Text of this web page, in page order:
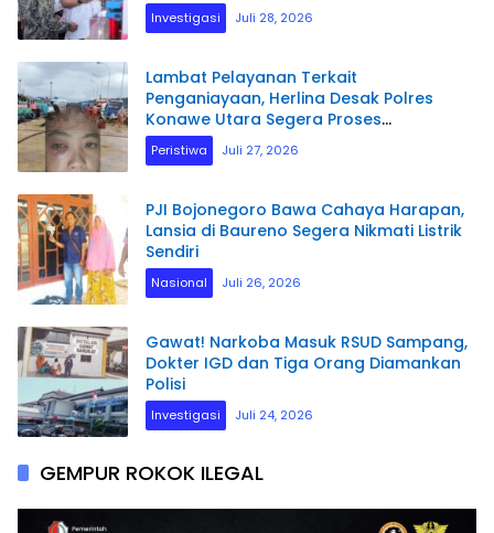
Investigasi Juli 28, 2026
Lambat Pelayanan Terkait
Penganiayaan, Herlina Desak Polres
Konawe Utara Segera Proses
Laporannya.
Peristiwa Juli 27, 2026
PJI Bojonegoro Bawa Cahaya Harapan,
Lansia di Baureno Segera Nikmati Listrik
Sendiri
Nasional Juli 26, 2026
Gawat! Narkoba Masuk RSUD Sampang,
Dokter IGD dan Tiga Orang Diamankan
Polisi
Investigasi Juli 24, 2026
GEMPUR ROKOK ILEGAL